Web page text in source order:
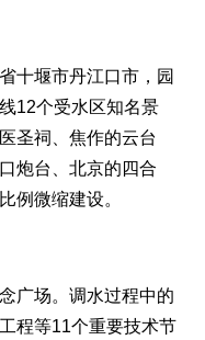
十堰市丹江口市，园
12个受水区知名景
圣祠、焦作的云台
炮台、北京的四合
例微缩建设。
广场。调水过程中的
程等11个重要技术节